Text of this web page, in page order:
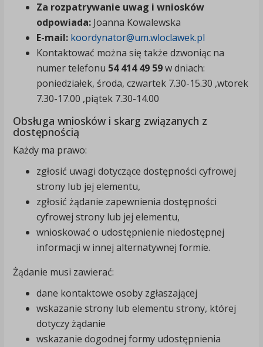
Za rozpatrywanie uwag i wniosków
odpowiada: Joanna Kowalewska
E-mail: koordynator@um.wloclawek.pl
Kontaktować można się także dzwoniąc na
numer telefonu 54 414 49 59w dniach:
poniedziałek, środa, czwartek 7.30-15.30 ,wtorek
7.30-17.00 ,piątek 7.30-14.00
Obsługa wniosków i skarg związanych z
dostępnością
Każdy ma prawo:
zgłosić uwagi dotyczące dostępności cyfrowej
strony lub jej elementu,
zgłosić żądanie zapewnienia dostępności
cyfrowej strony lub jej elementu,
wnioskować o udostępnienie niedostępnej
informacji w innej alternatywnej formie.
Żądanie musi zawierać:
dane kontaktowe osoby zgłaszającej
wskazanie strony lub elementu strony, której
dotyczy żądanie
wskazanie dogodnej formy udostępnienia